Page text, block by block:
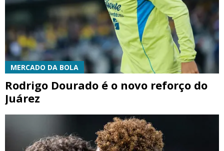
MERCADO DA BOLA
Rodrigo Dourado é o novo reforço do
Juárez